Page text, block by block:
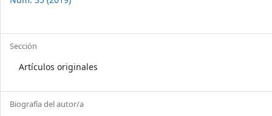
Sección
Artículos originales
Biografía del autor/a